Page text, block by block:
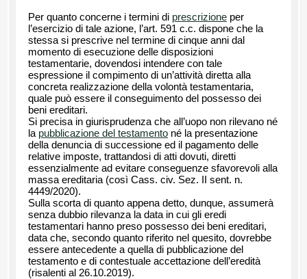
Per quanto concerne i termini di prescrizione per
l’esercizio di tale azione, l’art. 591 c.c. dispone che la
stessa si prescrive nel termine di cinque anni dal
momento di esecuzione delle disposizioni
testamentarie, dovendosi intendere con tale
espressione il compimento di un’attività diretta alla
concreta realizzazione della volontà testamentaria,
quale può essere il conseguimento del possesso dei
beni ereditari.
Si precisa in giurisprudenza che all’uopo non rilevano né
la pubblicazione del testamento né la presentazione
della denuncia di successione ed il pagamento delle
relative imposte, trattandosi di atti dovuti, diretti
essenzialmente ad evitare conseguenze sfavorevoli alla
massa ereditaria (così Cass. civ. Sez. II sent. n.
4449/2020).
Sulla scorta di quanto appena detto, dunque, assumerà
senza dubbio rilevanza la data in cui gli eredi
testamentari hanno preso possesso dei beni ereditari,
data che, secondo quanto riferito nel quesito, dovrebbe
essere antecedente a quella di pubblicazione del
testamento e di contestuale accettazione dell’eredità
(risalenti al 26.10.2019).